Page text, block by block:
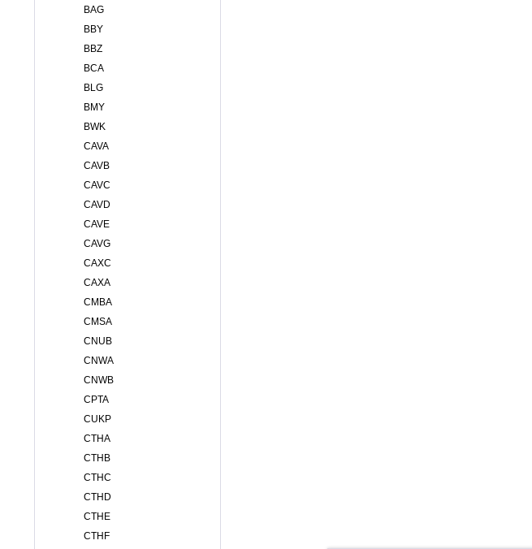
BAG
BBY
BBZ
BCA
BLG
BMY
BWK
CAVA
CAVB
CAVC
CAVD
CAVE
CAVG
CAXC
CAXA
CMBA
CMSA
CNUB
CNWA
CNWB
CPTA
CUKP
CTHA
CTHB
CTHC
CTHD
CTHE
CTHF